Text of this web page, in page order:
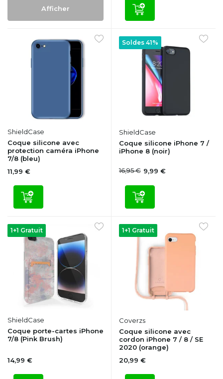
Afficher
ShieldCase
Coque silicone avec
protection caméra iPhone
7/8 (bleu)
11,99 €
Soldes 41%
ShieldCase
Coque silicone iPhone 7 /
iPhone 8 (noir)
16,95 € 9,99 €
1+1 Gratuit
ShieldCase
Coque porte-cartes iPhone
7/8 (Pink Brush)
14,99 €
1+1 Gratuit
Coverzs
Coque silicone avec
cordon iPhone 7 / 8 / SE
2020 (orange)
20,99 €